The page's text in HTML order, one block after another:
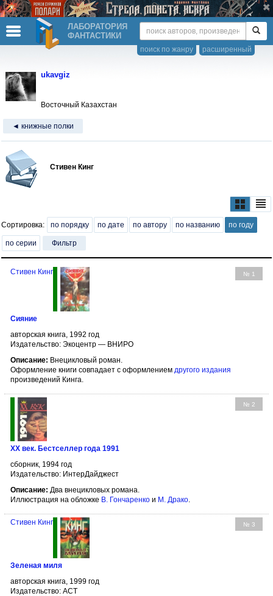
ЛАБОРАТОРИЯ
ФАНТАСТИКИ
расширенный
поиск по жанру
ukavgiz
Восточный Казахстан
◄ книжные полки
Стивен Кинг
Сортировка: по порядку по дате по автору по названию по году
по серии Фильтр
№ 1
Стивен Кинг
Сияние
авторская книга, 1992 год
Издательство: Экоцентр — ВНИРО
Описание: Внецикловый роман.
Оформление книги совпадает с оформлением другого издания
произведений Кинга.
№ 2
XX век. Бестселлер года 1991
сборник, 1994 год
Издательство: ИнтерДайджест
Описание: Два внецикловых романа.
Иллюстрация на обложке В. Гончаренко и М. Драко
№ 3
Стивен Кинг
Зеленая миля
авторская книга, 1999 год
Издательство: АСТ